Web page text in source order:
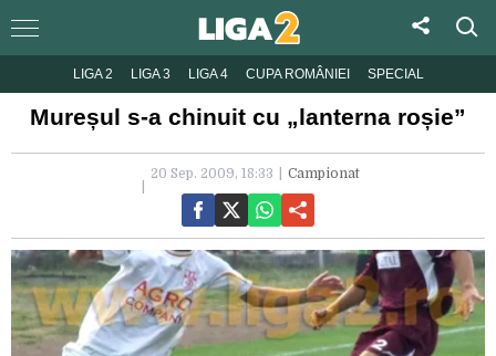
LIGA 2 LIGA 3 LIGA 4 CUPA ROMÂNIEI SPECIAL
Mureșul s-a chinuit cu „lanterna roșie”
20 Sep. 2009, 18:33 Campionat